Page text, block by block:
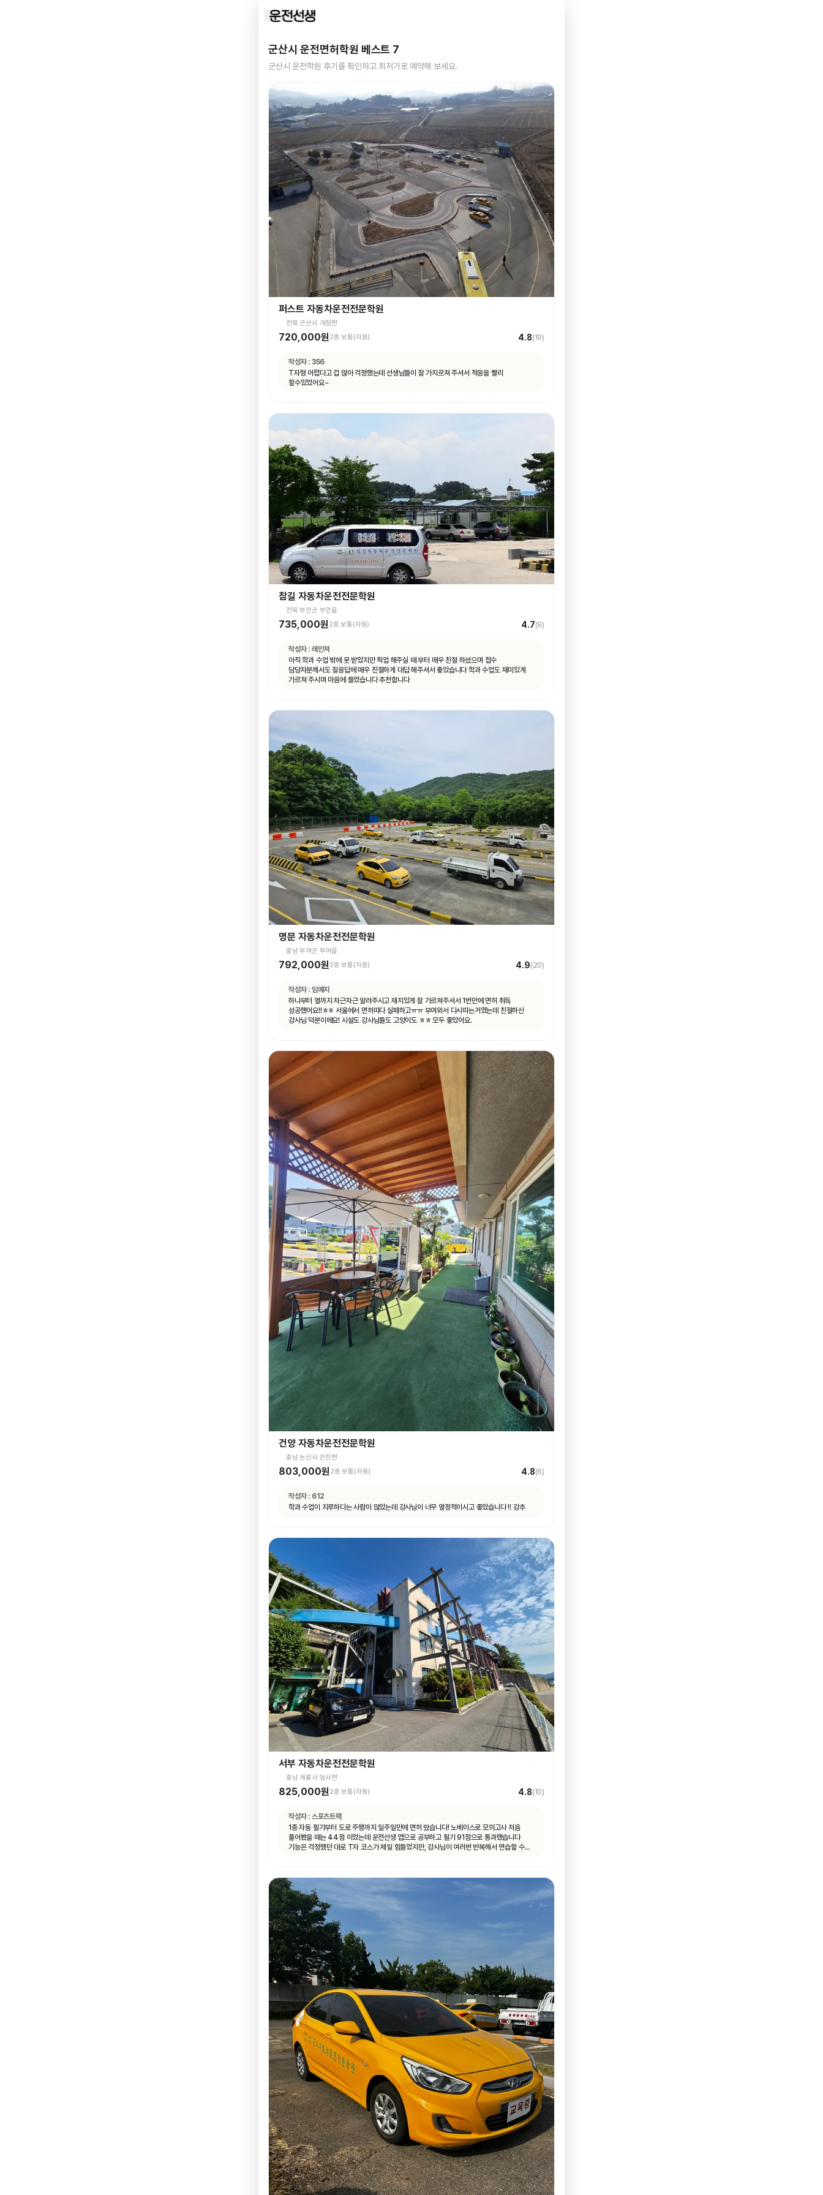
군산시 운전면허학원 베스트 7
군산시 운전학원 후기를 확인하고 최저가로 예약해 보세요.
퍼스트 자동차운전전문학원
전북 군산시 개정면
720,000원 2종 보통(자동) 4.8(19)
작성자 : 356
T자형 어렵다고 겁 많아 걱정했는데 선생님들이 잘 가치르쳐 주셔서 적응을 빨리
할수있었어요~
참길 자동차운전전문학원
전북 부안군 부안읍
735,000원2종 보통(자동) 4.7(9)
작성자 : 레인져
아직 학과 수업 밖에 못 받았지만 픽업 해주실 때 부터 매우 친절 하셨으며 접수
담당자분께서도 질응답에 매우 친절하게 대답 해주셔서 좋았습니다 학과 수업도 재미있게
가르쳐 주시며 마음에 들었습니다 추천합니다
명문 자동차운전전문학원
충남 부여군 부여읍
792,000원 2종 보통(자동) 4.9(20)
작성자 : 임예지
하나부터 열까지 차근차근 알려주시고 재치있게 잘 가르쳐주셔서 1번만에 면허 취득
성공했어요!!ㅎㅎ 서울에서 면허따다 실패하고ㅠㅠ 부여와서 다시따는거였는데 친절하신
강사님 덕분이에요! 시설도 강사님들도 고양이도 ㅎㅎ 모두 좋았어요.
건양 자동차운전전문학원
충남 논산시 은진면
803,000원 2종 보통(자동) 4.8(6)
작성자 : 612
학과 수업이 지루하다는 사람이 많았는데 강사님이 너무 열정적이시고 좋았습니다 !! 강추
서부 자동차운전전문학원
충남 계룡시 엄사면
825,000원2종 보통(자동) 4.8(10)
작성자 : 스포츠트랙
1종 자동 필기부터 도로 주행까지 일주일만에 면허 땄습니다! 노베이스로 모의고사 처음
풀어봤을 때는 44점 이었는데 운전선생 앱으로 공부하고 필기 91점으로 통과했습니다
기능은 걱정했던 대로 T자 코스가 제일 힘들었지만, 강사님이 여러번 반복해서 연습할 수
강사님마다 알려주시는 스타일이 조금씩 다른데, 그냥 본인이 편한 대로 운전하시면 됩니다
다들 처음 운전대 잡아보는 거니까 아무것도 모르는 게 당연한 거니, 잘 모르겠는 것이나
궁금한 게 있다면 강사님께 적극적으로 질문하시는 걸 추천드려요! 운전 잘 하면 뭐하러
학원에 오겠어요~